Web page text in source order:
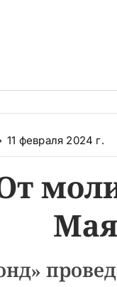
11 февраля 2024 г.